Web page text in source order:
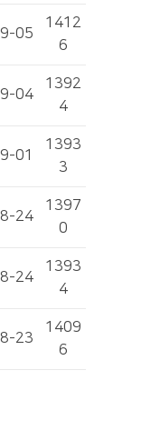
05
1412
6
04
1392
4
01
1393
3
24
1397
0
24
1393
4
23
1409
6